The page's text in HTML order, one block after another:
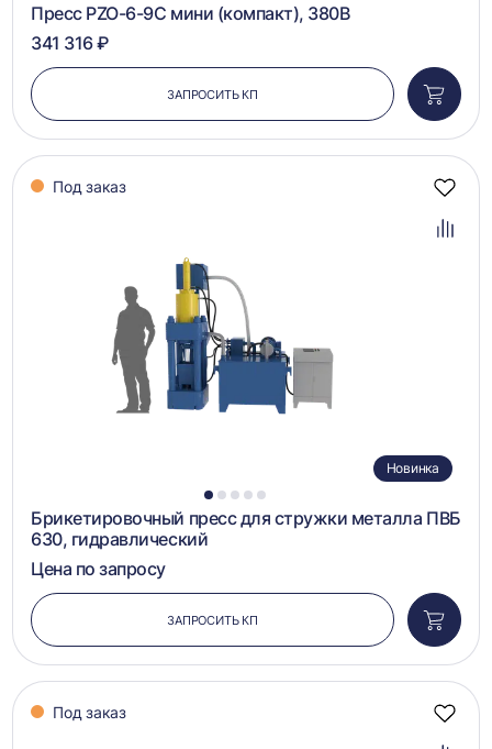
Пресс PZO-6-9С мини (компакт), 380В
341 316 ₽
ЗАПРОСИТЬ КП
в
Под заказ
1 2 3 4 5
Новинка
Брикетировочный пресс для стружки металла ПВБ
630, гидравлический
Цена по запросу
ЗАПРОСИТЬ КП
в
Под заказ